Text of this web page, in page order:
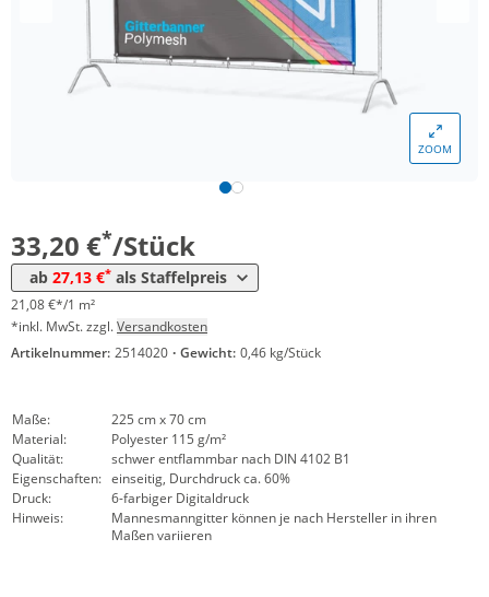
ZOOM
33,20 €*/Stück
ab 27,13 €* als Staffelpreis
Menge
28,77 €
21,08 €*/1 m²
*inkl. MwSt. zzgl.Versandkosten
Artikelnummer: 2514020 · Gewicht: 0,46 kg/Stück
Maße:
225 cm x 70 cm
Material:
Polyester 115 g/m²
Qualität:
schwer entflammbar nach DIN 4102 B1
Eigenschaften: einseitig, Durchdruck ca. 60%
Druck:
6-farbiger Digitaldruck
Hinweis:
Mannesmanngitter können je nach Hersteller in ihren
Maßen variieren